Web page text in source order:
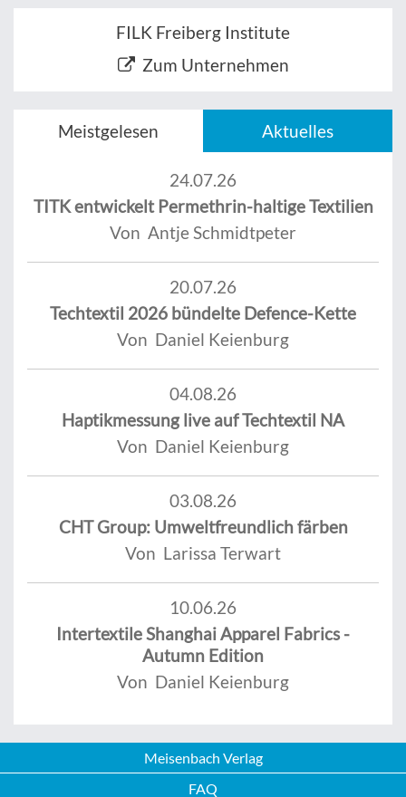
FILK Freiberg Institute
Zum Unternehmen
Meistgelesen Aktuelles
24.07.26
TITK entwickelt Permethrin-haltige Textilien
Von Antje Schmidtpeter
20.07.26
Techtextil 2026 bündelte Defence-Kette
Von Daniel Keienburg
04.08.26
Haptikmessung live auf Techtextil NA
Von Daniel Keienburg
03.08.26
CHT Group: Umweltfreundlich färben
Von Larissa Terwart
10.06.26
Intertextile Shanghai Apparel Fabrics -
Autumn Edition
Von Daniel Keienburg
Meisenbach Verlag
FAQ